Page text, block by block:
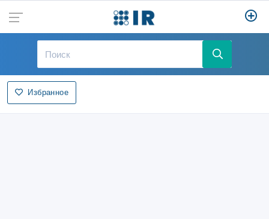
Избранное